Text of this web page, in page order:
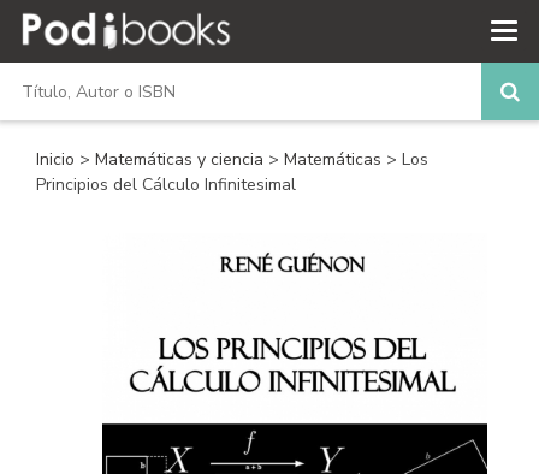
Inicio > Matemáticas y ciencia > Matemáticas > Los
Principios del Cálculo Infinitesimal